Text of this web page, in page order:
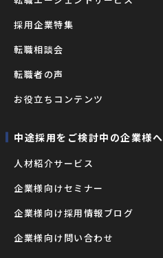
採用企業特集
転職相談会
転職者の声
お役立ちコンテンツ
中途採用をご検討中の企業様へ
⼈材紹介サービス
企業様向けセミナー
企業様向け採用情報ブログ
企業様向け問い合わせ